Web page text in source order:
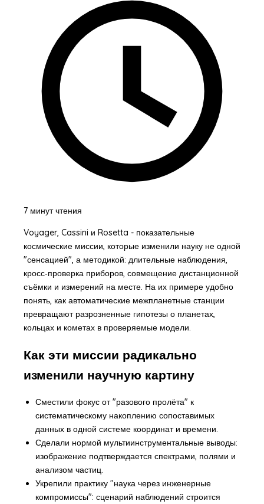
7 минут чтения
Voyager, Cassini и Rosetta - показательные
космические миссии, которые изменили науку не одной
"сенсацией", а методикой: длительные наблюдения,
кросс‑проверка приборов, совмещение дистанционной
съёмки и измерений на месте. На их примере удобно
понять, как автоматические межпланетные станции
превращают разрозненные гипотезы о планетах,
кольцах и кометах в проверяемые модели.
Как эти миссии радикально
изменили научную картину
Сместили фокус от "разового пролёта" к
систематическому накоплению сопоставимых
данных в одной системе координат и времени.
Сделали нормой мультиинструментальные выводы:
изображение подтверждается спектрами, полями и
анализом частиц.
Укрепили практику "наука через инженерные
компромиссы": сценарий наблюдений строится